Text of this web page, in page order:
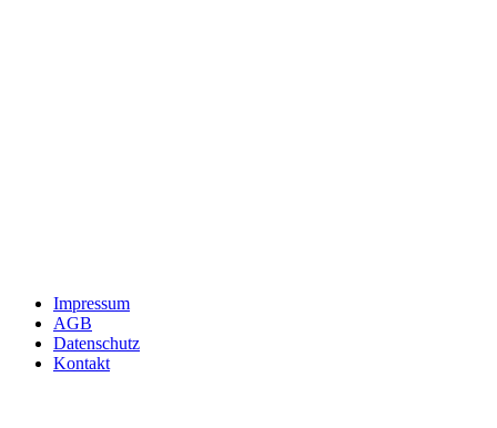
Impressum
AGB
Datenschutz
Kontakt